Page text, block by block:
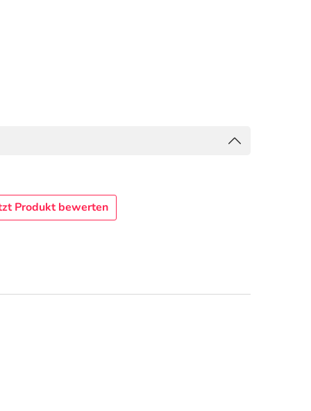
Produkt bewerten